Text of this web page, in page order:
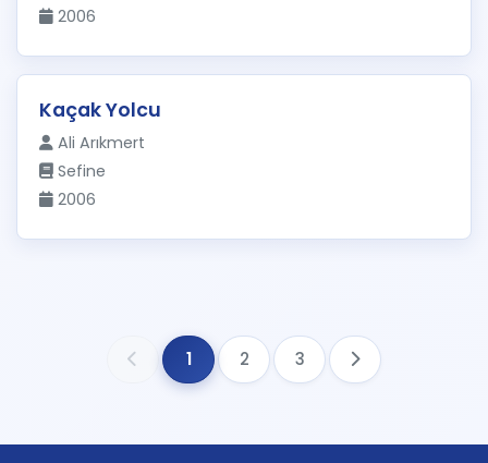
2006
Kaçak Yolcu
Ali Arıkmert
Sefine
2006
1 2 3